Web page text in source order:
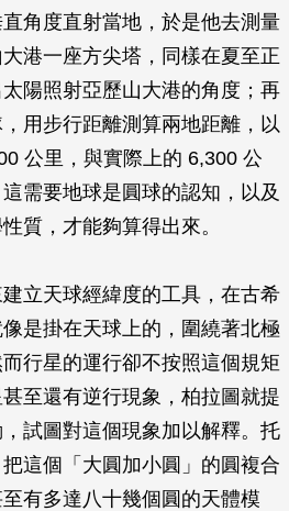
角度直射當地，於是他去測量
港一座方尖塔，同樣在夏至正
陽照射亞歷山大港的角度；再
用步行距離測算兩地距離，以
公里，與實際上的 6,300 公
需要地球是圓球的認知，以及
質，才能夠算得出來。
立天球經緯度的工具，在古希
是掛在天球上的，圍繞著北極
行星的運行卻不按照這個規矩
至還有逆行現象，柏拉圖就提
試圖對這個現象加以解釋。托
這個「大圓加小圓」的圓複合
有多達八十幾個圓的天體模